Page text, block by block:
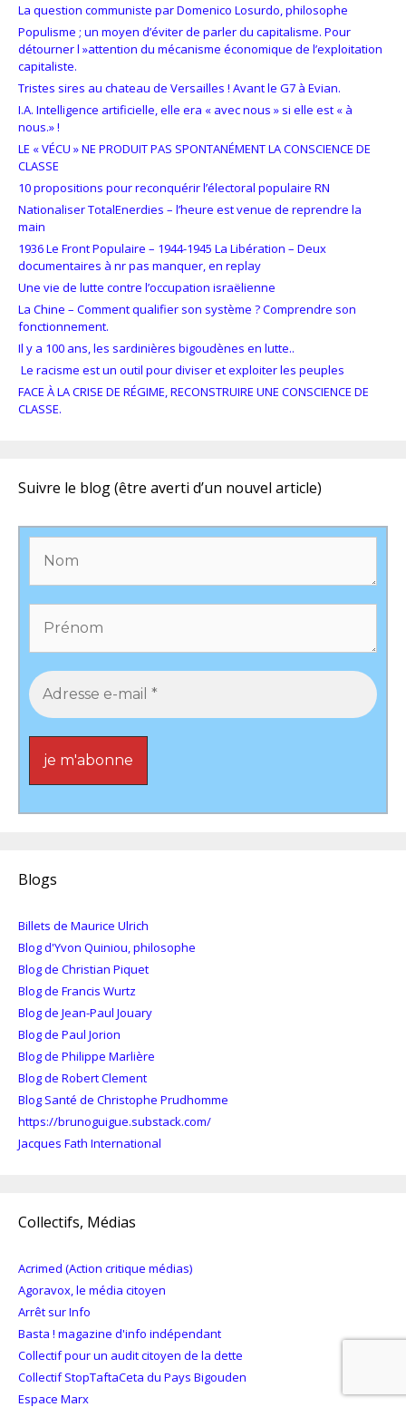
La question communiste par Domenico Losurdo, philosophe
Populisme ; un moyen d’éviter de parler du capitalisme. Pour
détourner l »attention du mécanisme économique de l’exploitation
capitaliste.
Tristes sires au chateau de Versailles ! Avant le G7 à Evian.
I.A. Intelligence artificielle, elle era « avec nous » si elle est « à
nous.» !
LE « VÉCU » NE PRODUIT PAS SPONTANÉMENT LA CONSCIENCE DE
CLASSE
10 propositions pour reconquérir l’électoral populaire RN
Nationaliser TotalEnerdies – l’heure est venue de reprendre la
main
1936 Le Front Populaire – 1944-1945 La Libération – Deux
documentaires à nr pas manquer, en replay
Une vie de lutte contre l’occupation israëlienne
La Chine – Comment qualifier son système ? Comprendre son
fonctionnement.
Il y a 100 ans, les sardinières bigoudènes en lutte..
Le racisme est un outil pour diviser et exploiter les peuples
FACE À LA CRISE DE RÉGIME, RECONSTRUIRE UNE CONSCIENCE DE
CLASSE.
Suivre le blog (être averti d’un nouvel article)
Blogs
Billets de Maurice Ulrich
Blog d'Yvon Quiniou, philosophe
Blog de Christian Piquet
Blog de Francis Wurtz
Blog de Jean-Paul Jouary
Blog de Paul Jorion
Blog de Philippe Marlière
Blog de Robert Clement
Blog Santé de Christophe Prudhomme
https://brunoguigue.substack.com/
Jacques Fath International
Collectifs, Médias
Acrimed (Action critique médias)
Agoravox, le média citoyen
Arrêt sur Info
Basta ! magazine d'info indépendant
Collectif pour un audit citoyen de la dette
Collectif StopTaftaCeta du Pays Bigouden
Espace Marx